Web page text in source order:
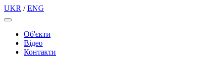
UKR /ENG
Об'єкти
Вiдео
Контакти